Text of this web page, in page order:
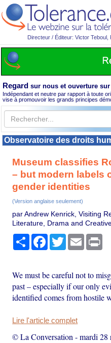
Directeur / Éditeur: Victor Teboul,
Regard sur nous et ouverture
Indépendant et neutre par rapport à toute
vise à promouvoir les grands principes
Observatoire des droits
Museum classifies
– but modern labels
gender identities
(Version anglaise seulement)
par Andrew Kenrick, Visiting
Literature, Drama and
PartagerFacebook
TwitterEmail
We must be careful not to
past – especially if our only
identified comes from hostile
Lire l'article complet
© La Conversation -mardi 28